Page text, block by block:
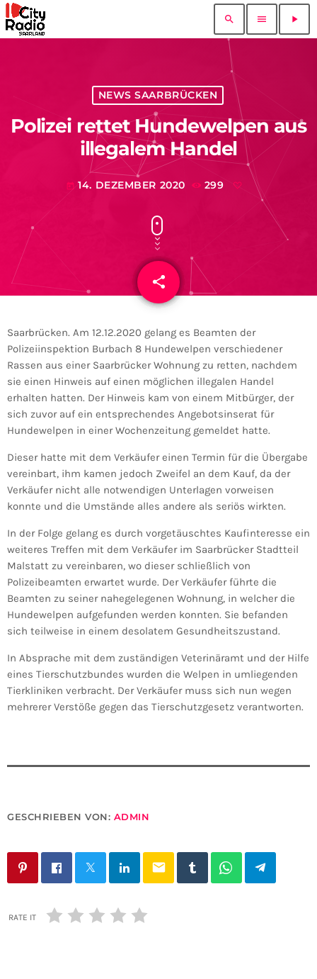
search menu play_arrow
NEWS SAARBRÜCKEN
Polizei rettet Hundewelpen aus
illegalem Handel
today 14. DEZEMBER 2020 299
share
email
Saarbrücken. Am 12.12.2020 gelang es Beamten der
Polizeiinspektion Burbach 8 Hundewelpen verschiedener
Rassen aus einer Saarbrücker Wohnung zu retten, nachdem
sie einen Hinweis auf einen möglichen illegalen Handel
erhalten hatten. Der Hinweis kam von einem Mitbürger, der
sich zuvor auf ein entsprechendes Angebotsinserat für
Hundewelpen in einer Wochenzeitung gemeldet hatte.
Dieser hatte mit dem Verkäufer einen Termin für die Übergabe
vereinbart, ihm kamen jedoch Zweifel an dem Kauf, da der
Verkäufer nicht alle notwendigen Unterlagen vorweisen
konnte und die Umstände alles andere als seriös wirkten.
In der Folge gelang es durch vorgetäuschtes Kaufinteresse ein
weiteres Treffen mit dem Verkäufer im Saarbrücker Stadtteil
Malstatt zu vereinbaren, wo dieser schließlich von
Polizeibeamten erwartet wurde. Der Verkäufer führte die
Beamten zu seiner nahegelegenen Wohnung, in welcher die
Hundewelpen aufgefunden werden konnten. Sie befanden
sich teilweise in einem desolatem Gesundheitszustand.
In Absprache mit dem zuständigen Veterinäramt und der Hilfe
eines Tierschutzbundes wurden die Welpen in umliegenden
Tierkliniken verbracht. Der Verkäufer muss sich nun wegen
mehrerer Verstöße gegen das Tierschutzgesetz verantworten.
GESCHRIEBEN VON: ADMIN
email
RATE IT